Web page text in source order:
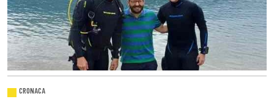
CRONACA